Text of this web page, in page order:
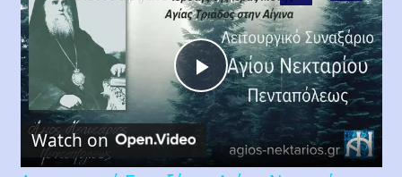
Play
Video
Watch on